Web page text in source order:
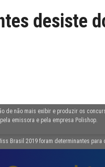
desiste
de não mais exibir e produzir os
emissora e pela empresa Polishop.
Brasil 2019 foram determinantes